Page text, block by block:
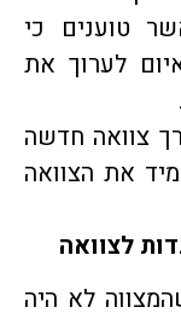
טוענים כי
לערוך את
צוואה חדשה
את הצוואה
לצוואה
לא היה